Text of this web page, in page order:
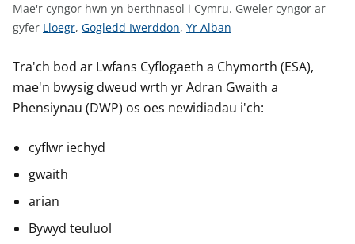
Mae'r cyngor hwn yn berthnasol i Cymru. Gweler cyngor ar
gyfer G
e
l
e
c
n
g
r
Lloegr, G
e
l
e
c
r
Gogledd Iwerddon, G
e
l
e
Yr Alban
Tra'ch bod ar Lwfans Cyflogaeth a Chymorth (ESA),
mae'n bwysig dweud wrth yr Adran Gwaith a
Phensiynau (DWP) os oes newidiadau i'ch:
cyflwr iechyd
gwaith
arian
Bywyd teuluol